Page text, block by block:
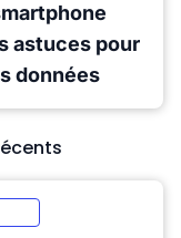
astuces pour
données